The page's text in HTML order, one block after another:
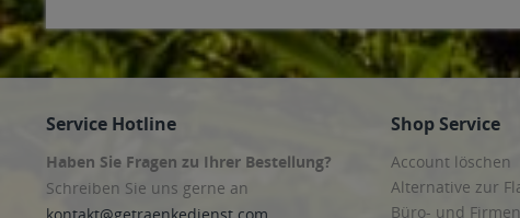
Service Hotline
Haben Sie Fragen zu Ihrer Bestellung?
Schreiben Sie uns gerne an
Shop Service
Account löschen
Alternative zur
Büro- und